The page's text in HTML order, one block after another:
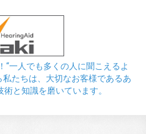
“一人でも多くの人に聞こえるよ
たちは、大切なお客様であるあ
と知識を磨いています。